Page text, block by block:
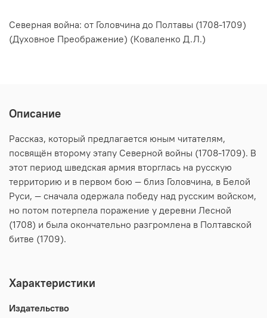
Северная война: от Головчина до Полтавы (1708-1709)
(Духовное Преображение) (Коваленко Д.Л.)
Описание
Рассказ, который предлагается юным читателям,
посвящён второму этапу Северной войны (1708-1709). В
этот период шведская армия вторглась на русскую
территорию и в первом бою — близ Головчина, в Белой
Руси, — сначала одержала победу над русским войском,
но потом потерпела поражение у деревни Лесной
(1708) и была окончательно разгромлена в Полтавской
битве (1709).
Характеристики
Издательство